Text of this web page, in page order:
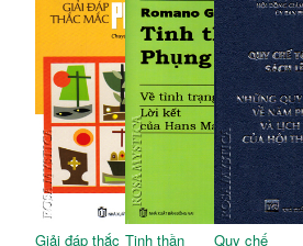
Giải đáp thắc Tinh thần
Quy chế